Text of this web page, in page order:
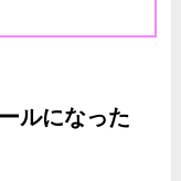
ルになった